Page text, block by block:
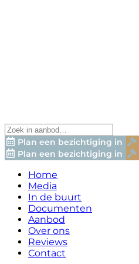
Plan een bezichtiging in
Plan een bezichtiging in
Home
Media
In de buurt
Documenten
Aanbod
Over ons
Reviews
Contact